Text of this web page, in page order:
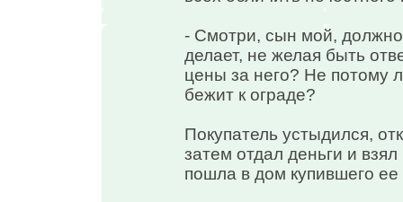
- Смотри, сын мой, должно
делает, не желая быть
цены за него? Не потому
бежит к ограде?
Покупатель устыдился,
затем отдал деньги и
пошла в дом купившего ее